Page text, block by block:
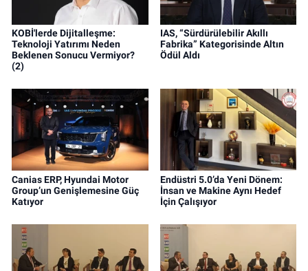
KOBİ'lerde Dijitalleşme:
Teknoloji Yatırımı Neden
Beklenen Sonucu Vermiyor?
(2)
IAS, “Sürdürülebilir Akıllı
Fabrika” Kategorisinde Altın
Ödül Aldı
Canias ERP, Hyundai Motor
Group’un Genişlemesine Güç
Katıyor
Endüstri 5.0’da Yeni Dönem:
İnsan ve Makine Aynı Hedef
İçin Çalışıyor